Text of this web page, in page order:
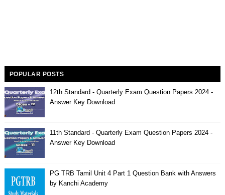
POPULAR POSTS
12th Standard - Quarterly Exam Question Papers 2024 -
Answer Key Download
11th Standard - Quarterly Exam Question Papers 2024 -
Answer Key Download
PG TRB Tamil Unit 4 Part 1 Question Bank with Answers
by Kanchi Academy